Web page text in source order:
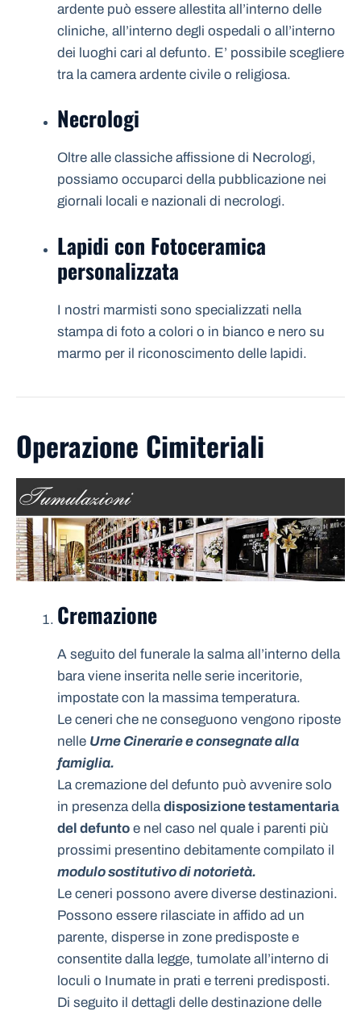
ardente può essere allestita all’interno delle
cliniche, all’interno degli ospedali o all’interno
dei luoghi cari al defunto. E’ possibile scegliere
tra la camera ardente civile o religiosa.
Necrologi
Oltre alle classiche affissione di Necrologi,
possiamo occuparci della pubblicazione nei
giornali locali e nazionali di necrologi.
Lapidi con Fotoceramica
personalizzata
I nostri marmisti sono specializzati nella
stampa di foto a colori o in bianco e nero su
marmo per il riconoscimento delle lapidi.
Operazione Cimiteriali
Cremazione
A seguito del funerale la salma all’interno della
bara viene inserita nelle serie inceritorie,
impostate con la massima temperatura.
Le ceneri che ne conseguono vengono riposte
nelle Urne Cinerarie e consegnate alla
famiglia.
La cremazione del defunto può avvenire solo
in presenza delladisposizione testamentaria
del defunto e nel caso nel quale i parenti più
prossimi presentino debitamente compilato il
modulo sostitutivo di notorietà.
Le ceneri possono avere diverse destinazioni.
Possono essere rilasciate in affido ad un
parente, disperse in zone predisposte e
consentite dalla legge, tumolate all’interno di
loculi o Inumate in prati e terreni predisposti.
Di seguito il dettagli delle destinazione delle